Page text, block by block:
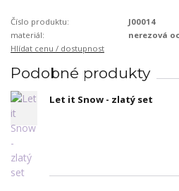
Číslo produktu:
J00014
materiál:
nerezová
Hlídat cenu / dostupnost
Podobné produkty
Let it Snow - zlatý set